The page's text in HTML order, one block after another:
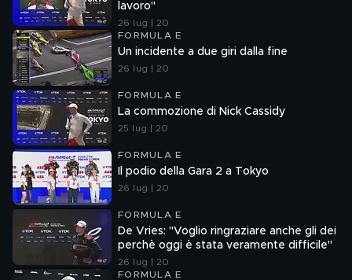
lavoro"
26 lug | 20
FORMULA E
Un incidente a due giri dalla fine
26 lug | 20
FORMULA E
La commozione di Nick Cassidy
25 lug | 20
FORMULA E
Il podio della Gara 2 a Tokyo
26 lug | 20
FORMULA E
De Vries: "Voglio ringraziare anche gli dei
perchè oggi è stata veramente difficile"
26 lug | 20
FORMULA E